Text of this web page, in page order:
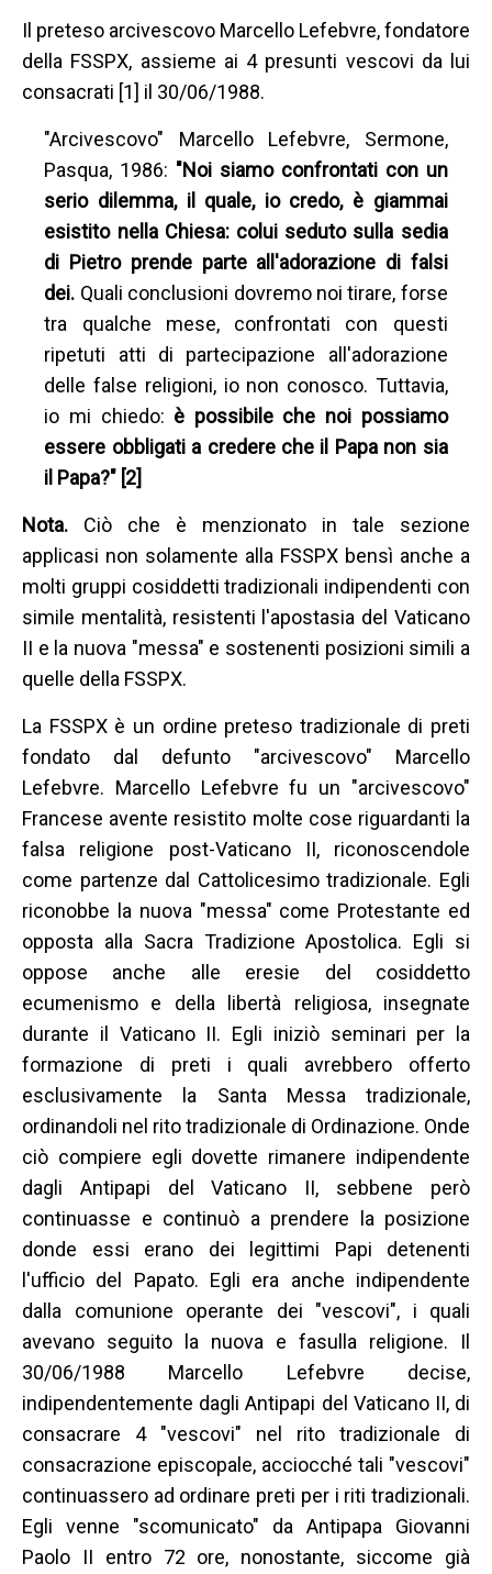
Il preteso arcivescovo Marcello Lefebvre, fondatore
della FSSPX, assieme ai 4 presunti vescovi da lui
consacrati [1] il 30/06/1988.
"Arcivescovo" Marcello Lefebvre, Sermone,
Pasqua, 1986: "Noi siamo confrontati con un
serio dilemma, il quale, io credo, è giammai
esistito nella Chiesa: colui seduto sulla sedia
di Pietro prende parte all'adorazione di falsi
dei. Quali conclusioni dovremo noi tirare, forse
tra qualche mese, confrontati con questi
ripetuti atti di partecipazione all'adorazione
delle false religioni, io non conosco. Tuttavia,
io mi chiedo: è possibile che noi possiamo
essere obbligati a credere che il Papa non sia
il Papa?" [2]
Nota. Ciò che è menzionato in tale sezione
applicasi non solamente alla FSSPX bensì anche a
molti gruppi cosiddetti tradizionali indipendenti con
simile mentalità, resistenti l'apostasia del Vaticano
II e la nuova "messa" e sostenenti posizioni simili a
quelle della FSSPX.
La FSSPX è un ordine preteso tradizionale di preti
fondato dal defunto "arcivescovo" Marcello
Lefebvre. Marcello Lefebvre fu un "arcivescovo"
Francese avente resistito molte cose riguardanti la
falsa religione post-Vaticano II, riconoscendole
come partenze dal Cattolicesimo tradizionale. Egli
riconobbe la nuova "messa" come Protestante ed
opposta alla Sacra Tradizione Apostolica. Egli si
oppose anche alle eresie del cosiddetto
ecumenismo e della libertà religiosa, insegnate
durante il Vaticano II. Egli iniziò seminari per la
formazione di preti i quali avrebbero offerto
esclusivamente la Santa Messa tradizionale,
ordinandoli nel rito tradizionale di Ordinazione. Onde
ciò compiere egli dovette rimanere indipendente
dagli Antipapi del Vaticano II, sebbene però
continuasse e continuò a prendere la posizione
donde essi erano dei legittimi Papi detenenti
l'ufficio del Papato. Egli era anche indipendente
dalla comunione operante dei "vescovi", i quali
avevano seguito la nuova e fasulla religione. Il
30/06/1988 Marcello Lefebvre decise,
indipendentemente dagli Antipapi del Vaticano II, di
consacrare 4 "vescovi" nel rito tradizionale di
consacrazione episcopale, acciocché tali "vescovi"
continuassero ad ordinare preti per i riti tradizionali.
Egli venne "scomunicato" da Antipapa Giovanni
Paolo II entro 72 ore, nonostante, siccome già